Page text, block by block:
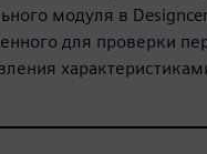
модуля в
для проверки